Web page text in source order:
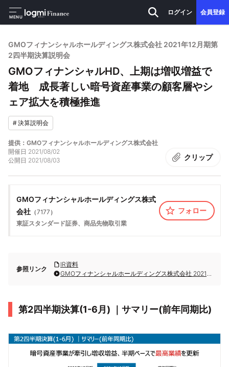
MENU
ログイン 会員登録
GMOフィナンシャルホールディングス株式会社 2021年12月期第
2四半期決算説明会
GMOフィナンシャルHD、上期は増収増益で
着地 成長著しい暗号資産事業の顧客層やシ
ェア拡大を積極推進
#決算説明会
提供：GMOフィナンシャルホールディングス株式会社
開催日 2021/08/02
公開日 2021/08/03 クリップ
GMOフィナンシャルホールディングス株式
会社 （7177 ）
東証スタンダード証券、商品先物取引業
フォロー
参照リンク
IR資料
GMOフィナンシャルホールディングス株式会社 2021年12月期第2四半期決算説明会
第2四半期決算(1-6月) ｜サマリー(前年同期比)